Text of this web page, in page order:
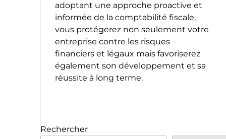
adoptant une approche proactive et
informée de la comptabilité fiscale,
vous protégerez non seulement votre
entreprise contre les risques
financiers et légaux mais favoriserez
également son développement et sa
réussite à long terme.
Rechercher